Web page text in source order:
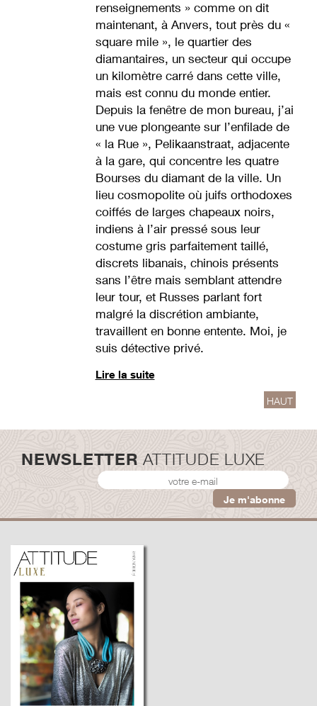
renseignements » comme on dit
maintenant, à Anvers, tout près du «
square mile », le quartier des
diamantaires, un secteur qui occupe
un kilomètre carré dans cette ville,
mais est connu du monde entier.
Depuis la fenêtre de mon bureau, j’ai
une vue plongeante sur l’enfilade de
« la Rue », Pelikaanstraat, adjacente
à la gare, qui concentre les quatre
Bourses du diamant de la ville. Un
lieu cosmopolite où juifs orthodoxes
coiffés de larges chapeaux noirs,
indiens à l’air pressé sous leur
costume gris parfaitement taillé,
discrets libanais, chinois présents
sans l’être mais semblant attendre
leur tour, et Russes parlant fort
malgré la discrétion ambiante,
travaillent en bonne entente. Moi, je
suis détective privé.
Lire la suite
HAUT
NEWSLETTER ATTITUDE LUXE